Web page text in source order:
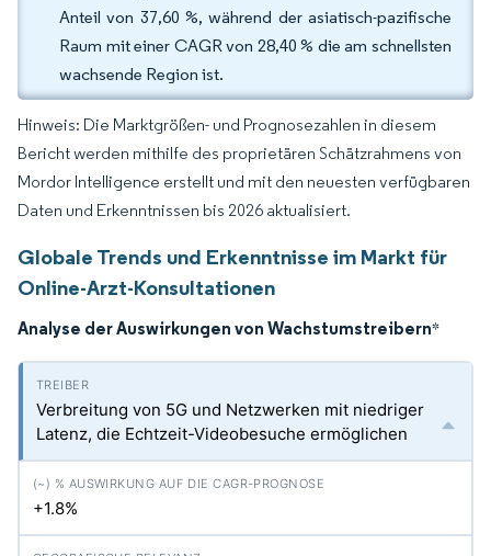
Anteil von 37,60 %, während der asiatisch-pazifische
Raum mit einer CAGR von 28,40 % die am schnellsten
wachsende Region ist.
Hinweis: Die Marktgrößen- und Prognosezahlen in diesem
Bericht werden mithilfe des proprietären Schätzrahmens von
Mordor Intelligence erstellt und mit den neuesten verfügbaren
Daten und Erkenntnissen bis 2026 aktualisiert.
Globale Trends und Erkenntnisse im Markt für
Online-Arzt-Konsultationen
Analyse der Auswirkungen von Wachstumstreibern*
Verbreitung von 5G und Netzwerken mit niedriger
Latenz, die Echtzeit-Videobesuche ermöglichen
+1.8%